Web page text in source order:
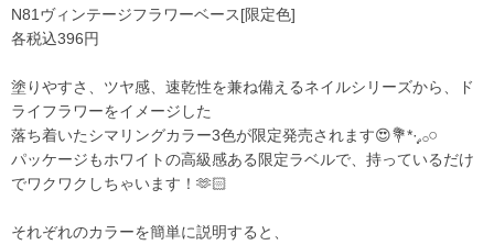
N81ヴィンテージフラワーベース[限定色]
各税込396円
塗りやすさ、ツヤ感、速乾性を兼ね備えるネイルシリーズから、ド
ライフラワーをイメージした
落ち着いたシマリングカラー3色が限定発売されます😍💐*·̩͙𓈒𓂂𓏸
パッケージもホワイトの高級感ある限定ラベルで、持っているだけ
でワクワクしちゃいます！🫶🏻
それぞれのカラーを簡単に説明すると、